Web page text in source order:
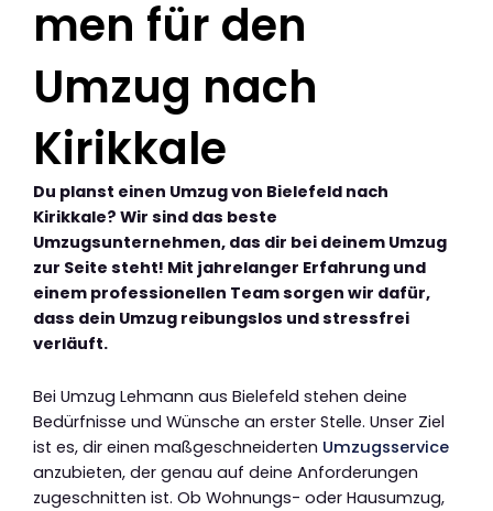
men für den
Umzug nach
Kirikkale
Du planst einen Umzug von Bielefeld nach
Kirikkale? Wir sind das beste
Umzugsunternehmen, das dir bei deinem Umzug
zur Seite steht! Mit jahrelanger Erfahrung und
einem professionellen Team sorgen wir dafür,
dass dein Umzug reibungslos und stressfrei
verläuft.
Bei Umzug Lehmann aus Bielefeld stehen deine
Bedürfnisse und Wünsche an erster Stelle. Unser Ziel
ist es, dir einen maßgeschneiderten Umzugsservice
anzubieten, der genau auf deine Anforderungen
zugeschnitten ist. Ob Wohnungs- oder Hausumzug,